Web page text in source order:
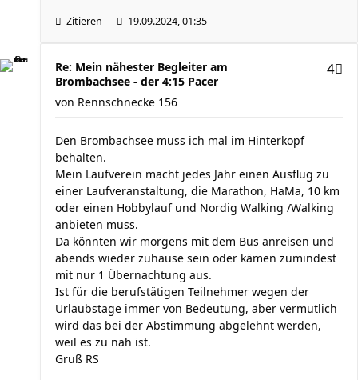
Zitieren 19.09.2024, 01:35
Re: Mein nähester Begleiter am
Brombachsee - der 4:15 Pacer
4
von Rennschnecke 156
Den Brombachsee muss ich mal im Hinterkopf
behalten.
Mein Laufverein macht jedes Jahr einen Ausflug zu
einer Laufveranstaltung, die Marathon, HaMa, 10 km
oder einen Hobbylauf und Nordig Walking /Walking
anbieten muss.
Da könnten wir morgens mit dem Bus anreisen und
abends wieder zuhause sein oder kämen zumindest
mit nur 1 Übernachtung aus.
Ist für die berufstätigen Teilnehmer wegen der
Urlaubstage immer von Bedeutung, aber vermutlich
wird das bei der Abstimmung abgelehnt werden,
weil es zu nah ist.
Gruß RS